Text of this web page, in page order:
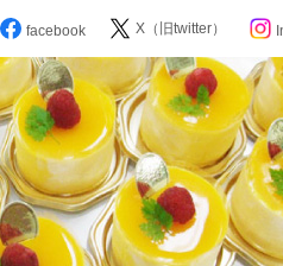
ツニュース
ア登場のお知らせ
facebook X（旧twitter）